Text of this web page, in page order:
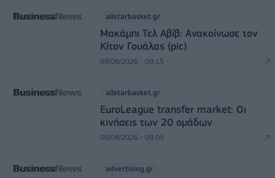
allstarbasket.gr
Μακάμπι Τελ Αβίβ: Ανακοίνωσε τον
Κίτον Γουάλας (pic)
09/08/2026 - 09:15
allstarbasket.gr
EuroLeague transfer market: Οι
κινήσεις των 20 ομάδων
09/08/2026 - 09:05
advertising.gr